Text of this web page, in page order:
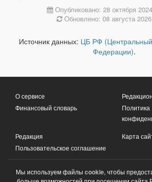
Опубликовано: 28 октября
Обновлено: 08 августа
Источник данных: ЦБ РФ (Центральный
Федерации).
О сервисе
Финансовый словарь
Политика
Редакция
Пользовательское соглашение
Карта
Мы используем файлы cookie, чтобы